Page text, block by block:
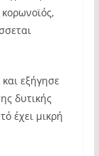
εξήγησε
δυτικής
έχει μικρή